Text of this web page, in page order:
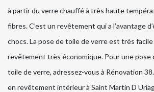
à partir du verre chauffé à très haute
fibres. C’est un revêtement qui a l’avantage
chocs. La pose de toile de verre est très facile
revêtement très économique. Pour une pose
toile de verre, adressez-vous à Rénovation
en revêtement intérieur à Saint Martin D